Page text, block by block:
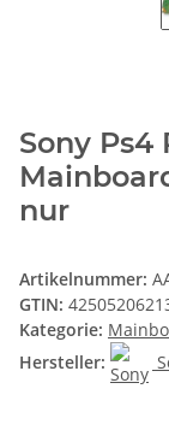
Sony Ps4
nur
Artikelnummer:
GTIN:
Kategorie:
Hersteller: